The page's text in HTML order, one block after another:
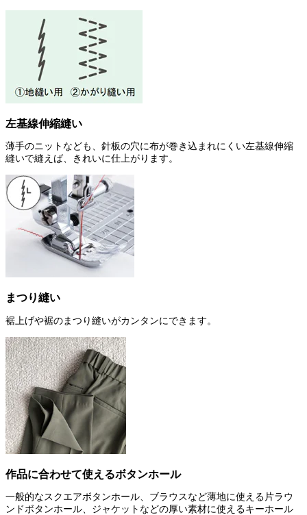
左基線伸縮縫い
薄手のニットなども、針板の穴に布が巻き込まれにくい左基線伸縮
縫いで縫えば、きれいに仕上がります。
まつり縫い
裾上げや裾のまつり縫いがカンタンにできます。
作品に合わせて使えるボタンホール
一般的なスクエアボタンホール、ブラウスなど薄地に使える片ラウ
ンドボタンホール、ジャケットなどの厚い素材に使えるキーホール